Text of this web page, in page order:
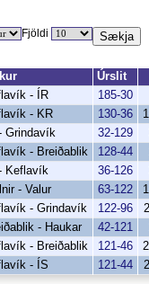
Fjöldi Sækja
Úrslit
- ÍR 185-30
- KR 130-36
- Grindavík 32-129
- Breiðablik 128-44
- Keflavík 36-126
- Valur 63-122
- Grindavík 122-96
- Haukar 42-121
- Breiðablik 121-46
- ÍS 121-44